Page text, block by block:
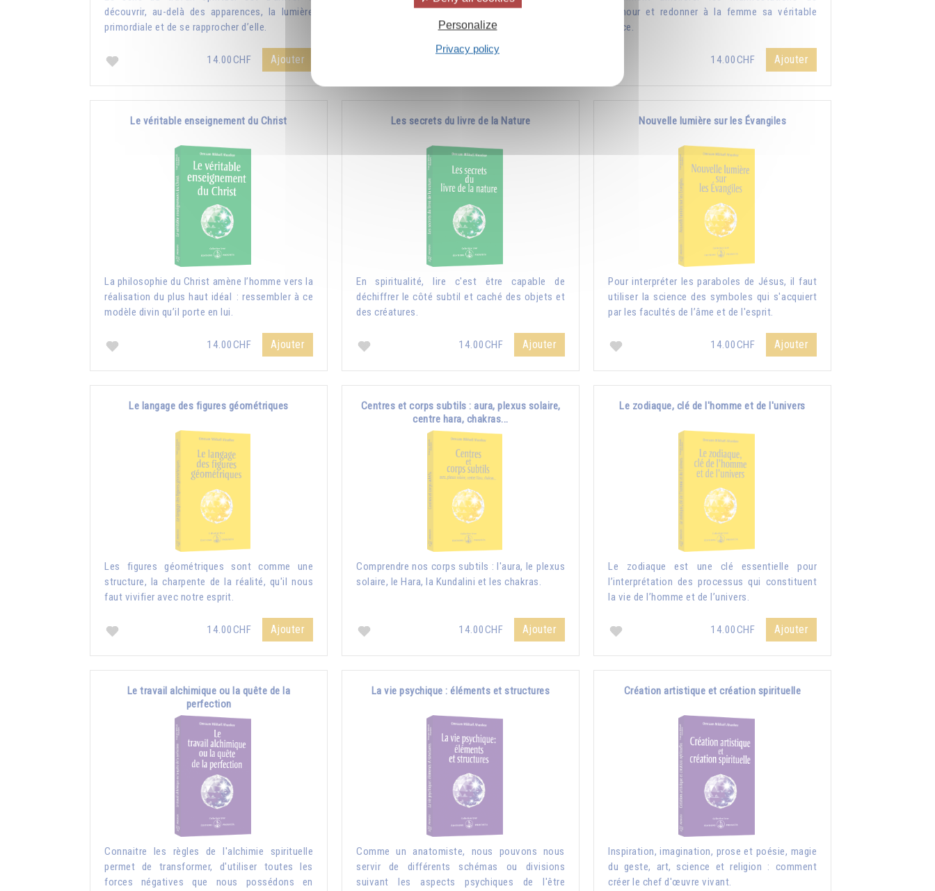
découvrir, au-delà des apparences, la lumière
primordiale et de se rapprocher d’elle.
14.00CHF Ajouter
nature supérieure en soi et chez les autres.
l'amour et redonner à la femme sa véritable
place.
14.00CHF Ajouter
Le véritable enseignement du Christ
La philosophie du Christ amène l’homme vers la
réalisation du plus haut idéal : ressembler à ce
modèle divin qu’il porte en lui.
14.00CHF Ajouter
Les secrets du livre de la Nature
En spiritualité, lire c'est être capable de
déchiffrer le côté subtil et caché des objets et
des créatures.
14.00CHF Ajouter
Nouvelle lumière sur les Évangiles
Pour interpréter les paraboles de Jésus, il faut
utiliser la science des symboles qui s'acquiert
par les facultés de l’âme et de l'esprit.
14.00CHF Ajouter
Le langage des figures géométriques
Les figures géométriques sont comme une
structure, la charpente de la réalité, qu'il nous
faut vivifier avec notre esprit.
14.00CHF Ajouter
Centres et corps subtils : aura, plexus solaire,
centre hara, chakras...
Comprendre nos corps subtils : l'aura, le plexus
solaire, le Hara, la Kundalini et les chakras.
14.00CHF Ajouter
Le zodiaque, clé de l'homme et de l'univers
Le zodiaque est une clé essentielle pour
l’interprétation des processus qui constituent
la vie de l’homme et de l’univers.
14.00CHF Ajouter
Le travail alchimique ou la quête de la
perfection
Connaitre les règles de l'alchimie spirituelle
permet de transformer, d'utiliser toutes les
forces négatives que nous possédons en
La vie psychique : éléments et structures
Comme un anatomiste, nous pouvons nous
servir de différents schémas ou divisions
suivant les aspects psychiques de l'être
Création artistique et création spirituelle
Inspiration, imagination, prose et poésie, magie
du geste, art, science et religion : comment
créer le chef d'œuvre vivant.
Personalize
Privacy policy